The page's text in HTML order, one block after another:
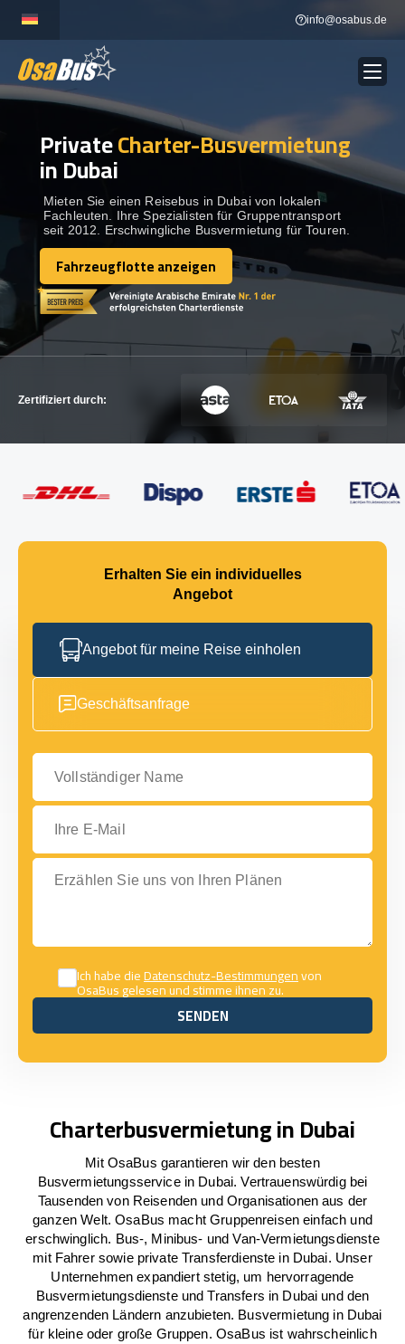
content
info@osabus.de
BUSVERMIETUNG Show dropdown
REISEZIELE Show dropdown
FLOTTE
KONTAKTIEREN SIE UNS
KONTAKTIEREN SIE UNS
PrivateCharter-Busvermietung
in Dubai
Mieten Sie einen Reisebus in Dubai von lokalen
Fachleuten. Ihre Spezialisten für Gruppentransport
seit 2012. Erschwingliche Busvermietung für Touren.
Fahrzeugflotte anzeigen
Fahrzeugflotte anzeigen
Zertifiziert durch:
Erhalten Sie ein individuelles
Angebot
Angebot für meine Reise einholen
Geschäftsanfrage
Vollständiger Name
Ihre E-Mail
Erzählen Sie uns von Ihren Plänen
Ich habe dieDatenschutz-Bestimmungenvon
OsaBus gelesen und stimme ihnen zu.
SENDEN
SENDEN
Charterbusvermietung in Dubai
Mit OsaBus garantieren wir den besten
Busvermietungsservice in Dubai. Vertrauenswürdig bei
Tausenden von Reisenden und Organisationen aus der
ganzen Welt. OsaBus macht Gruppenreisen einfach und
erschwinglich. Bus-, Minibus- und Van-Vermietungsdienste
mit Fahrer sowie private Transferdienste in Dubai. Unser
Unternehmen expandiert stetig, um hervorragende
Busvermietungsdienste und Transfers in Dubai und den
angrenzenden Ländern anzubieten. Busvermietung in Dubai
für kleine oder große Gruppen. OsaBus ist wahrscheinlich